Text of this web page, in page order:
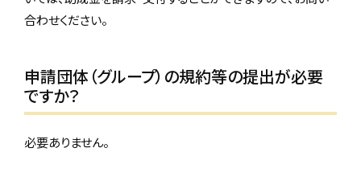
合わせください。
申請団体（グループ）の規約等の提出が必要
ですか？
必要ありません。